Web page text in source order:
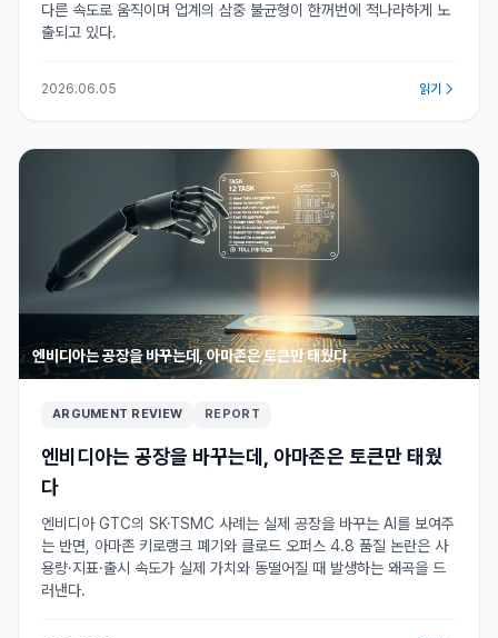
다른 속도로 움직이며 업계의 삼중 불균형이 한꺼번에 적나라하게 노
출되고 있다.
2026.06.05 읽기
엔비디아는 공장을 바꾸는데, 아마존은 토큰만 태웠다
ARGUMENT REVIEW REPORT
엔비디아는 공장을 바꾸는데, 아마존은 토큰만 태웠
다
엔비디아 GTC의 SK·TSMC 사례는 실제 공장을 바꾸는 AI를 보여주
는 반면, 아마존 키로랭크 폐기와 클로드 오퍼스 4.8 품질 논란은 사
용량·지표·출시 속도가 실제 가치와 동떨어질 때 발생하는 왜곡을 드
러낸다.